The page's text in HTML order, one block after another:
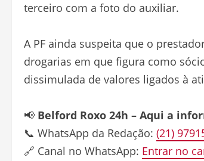
terceiro com a foto do auxiliar.
A PF ainda suspeita que o
drogarias em que figura como
dissimulada de valores ligados à
📢 Belford Roxo 24h – Aqui a
📞 WhatsApp da Redação: (21)
🔗 Canal no WhatsApp: Entrar no